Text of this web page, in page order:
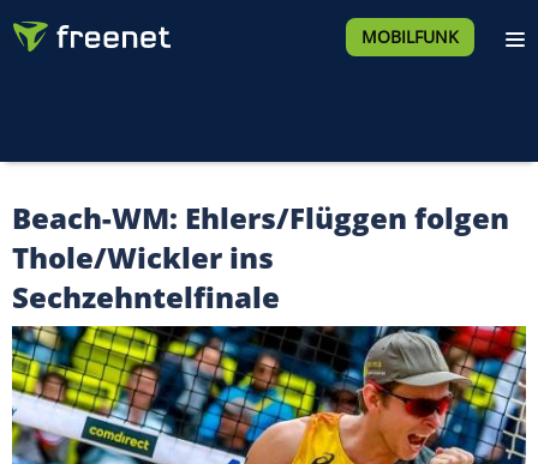
MOBILFUNK
Beach-WM: Ehlers/Flüggen folgen
Thole/Wickler ins
Sechzehntelfinale